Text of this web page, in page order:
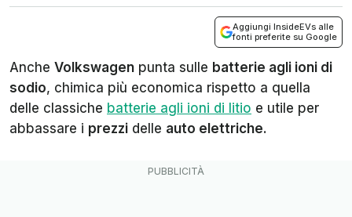
Aggiungi InsideEVs alle
fonti preferite su Google
Anche Volkswagen punta sulle batterie agli ioni di
sodio, chimica più economica rispetto a quella
delle classiche batterie agli ioni di litio e utile per
abbassare i prezzi delle auto elettriche.